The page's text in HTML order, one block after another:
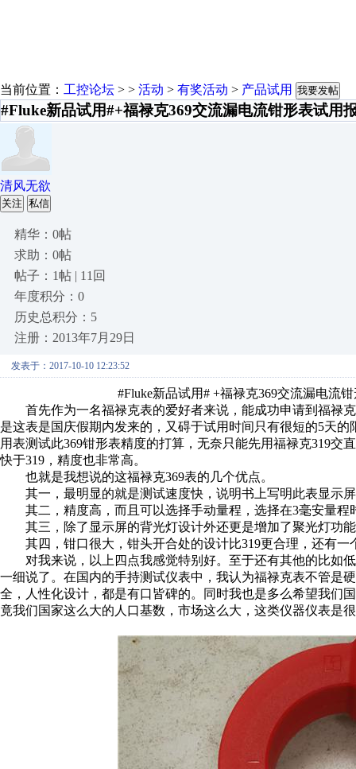
当前位置： 工控论坛 > > 活动 > 有奖活动 > 产品试用 我要发帖
#Fluke新品试用#+福禄克369交流漏电流钳形表试用
清风无欲
关注 私信
精华：0帖
求助：0帖
帖子：1帖 | 11回
年度积分：0
历史总积分：5
注册：2013年7月29日
发表于：2017-10-10 12:23:52
#Fluke新品试用# +福禄克369交流漏电流钳形
首先作为一名福禄克表的爱好者来说，能成功申请到福禄克
是这表是国庆假期内发来的，又碍于试用时间只有很短的5天
用表测试此369钳形表精度的打算，无奈只能先用福禄克319交
快于319，精度也非常高。
也就是我想说的这福禄克369表的几个优点。
其一，最明显的就是测试速度快，说明书上写明此表显示
其二，精度高，而且可以选择手动量程，选择在3毫安量程
其三，除了显示屏的背光灯设计外还更是增加了聚光灯功
其四，钳口很大，钳头开合处的设计比319更合理，还有一
对我来说，以上四点我感觉特别好。至于还有其他的比如
一细说了。在国内的手持测试仪表中，我认为福禄克表不管是
全，人性化设计，都是有口皆碑的。同时我也是多么希望我们
竟我们国家这么大的人口基数，市场这么大，这类仪器仪表是